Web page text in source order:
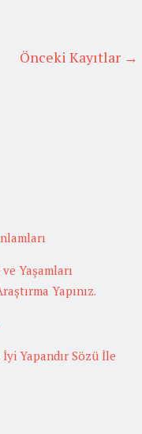
Önceki Kayıtlar →
Yaşamları
Yapınız.
Yapandır Sözü İle